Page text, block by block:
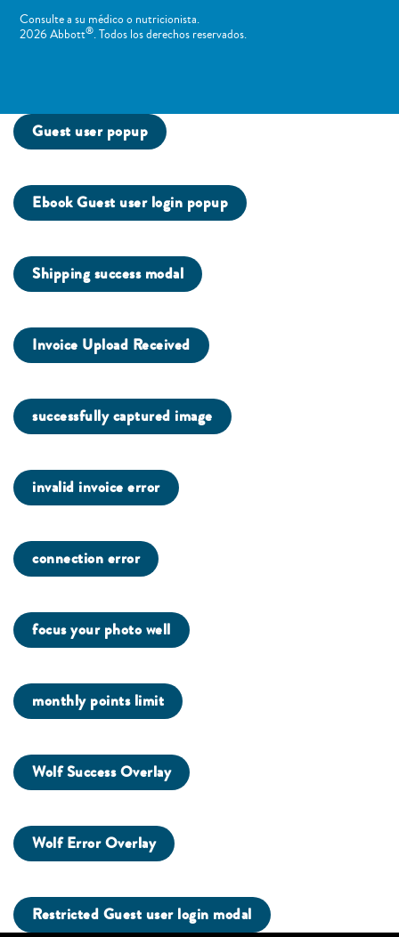
Consulte a su médico o nutricionista.
2026 Abbott®. Todos los derechos reservados.
Guest user popup
Ebook Guest user login popup
Shipping success modal
Invoice Upload Received
successfully captured image
invalid invoice error
connection error
focus your photo well
monthly points limit
Wolf Success Overlay
Wolf Error Overlay
Restricted Guest user login modal